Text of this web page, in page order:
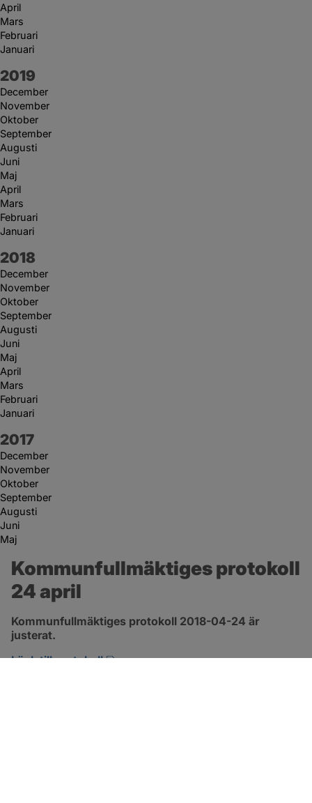
April
Mars
Februari
Januari
År:
2019
December
November
Oktober
September
Augusti
Juni
Maj
April
Mars
Februari
Januari
År:
2018
December
November
Oktober
September
Augusti
Juni
Maj
April
Mars
Februari
Januari
År:
2017
December
November
Oktober
September
Augusti
Juni
Maj
Kommunfullmäktiges protokoll
24 april
Kommunfullmäktiges protokoll 2018-04-24 är
justerat.
Länk till protokoll
pdf, 2.9 MB, öppnas i nytt fönster.